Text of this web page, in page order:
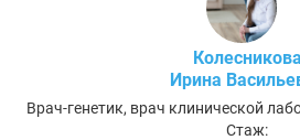
Колесникова
Ирина
Врач-генетик, врач клинической
Стаж: